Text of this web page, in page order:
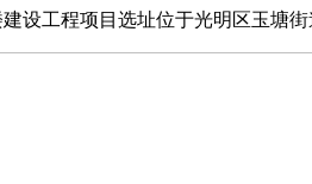
设⼯程项⽬选址位于光明区⽟塘